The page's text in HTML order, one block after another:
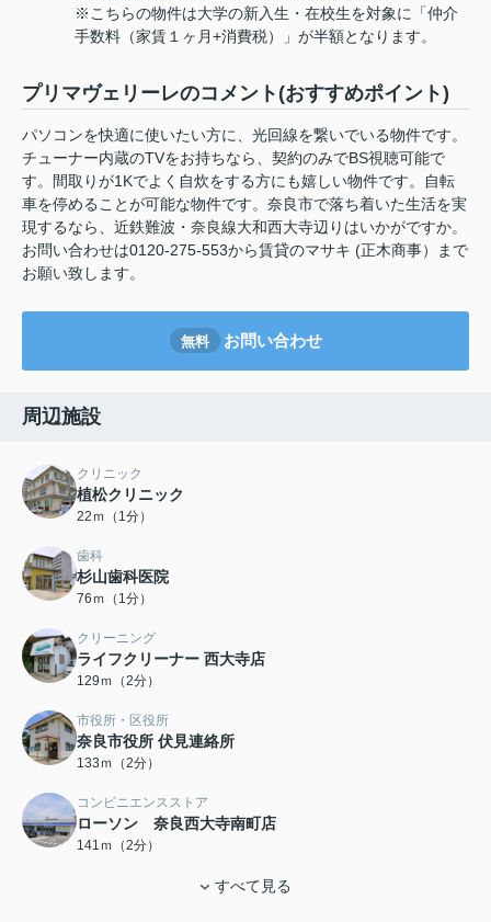
※こちらの物件は大学の新入生・在校生を対象に「仲介
手数料（家賃１ヶ月+消費税）」が半額となります。
プリマヴェリーレのコメント(おすすめポイント)
パソコンを快適に使いたい方に、光回線を繋いでいる物件です。
チューナー内蔵のTVをお持ちなら、契約のみでBS視聴可能で
す。間取りが1Kでよく自炊をする方にも嬉しい物件です。自転
車を停めることが可能な物件です。奈良市で落ち着いた生活を実
現するなら、近鉄難波・奈良線大和西大寺辺りはいかがですか。
お問い合わせは0120-275-553から賃貸のマサキ (正木商事）まで
お願い致します。
無料 お問い合わせ
周辺施設
クリニック
植松クリニック
22ｍ（1分）
歯科
杉山歯科医院
76ｍ（1分）
クリーニング
ライフクリーナー 西大寺店
129ｍ（2分）
市役所・区役所
奈良市役所 伏見連絡所
133ｍ（2分）
コンビニエンスストア
ローソン 奈良西大寺南町店
141ｍ（2分）
すべて見る